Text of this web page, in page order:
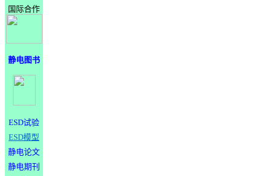
国际合作
静电图书
ESD试验
ESD模型
静电论文
静电期刊